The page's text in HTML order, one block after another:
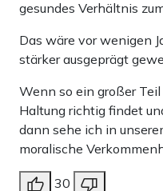
gesundes Verhältnis
Das wäre vor wenigen
stärker ausgeprägt
Wenn so ein großer
Haltung richtig findet
dann sehe ich in
moralische
30